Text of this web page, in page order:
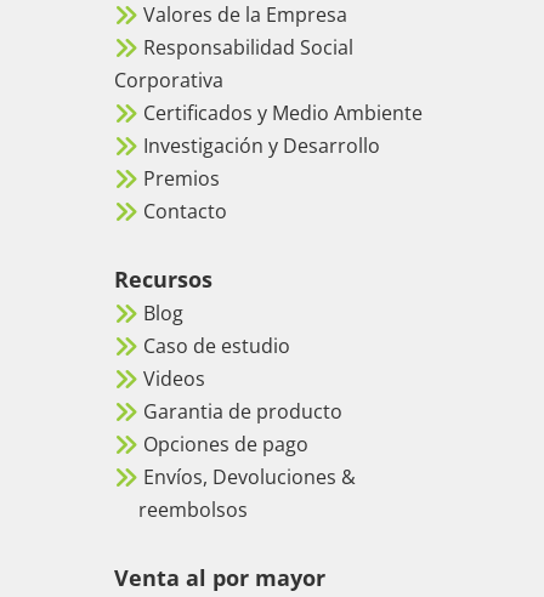
Valores de la Empresa
Responsabilidad Social
Corporativa
Certificados y Medio Ambiente
Investigación y Desarrollo
Premios
Contacto
Recursos
Blog
Caso de estudio
Videos
Garantia de producto
Opciones de pago
Envíos, Devoluciones &
reembolsos
Venta al por mayor